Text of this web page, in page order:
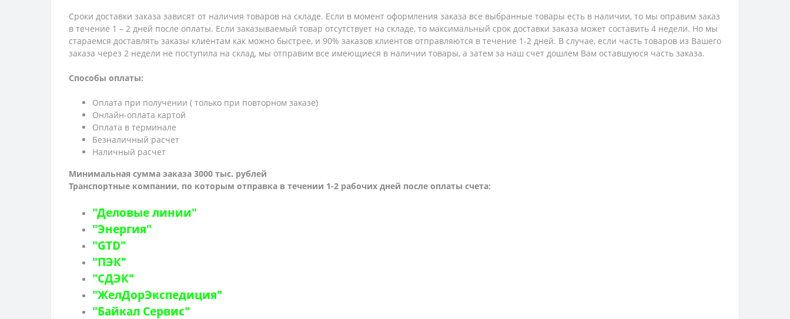
Сроки доставки заказа зависят от наличия товаров на складе. Если в момент оформления заказа все выбранные товары есть в наличии, то мы оправим заказ
в течение 1 – 2 дней после оплаты. Если заказываемый товар отсутствует на складе, то максимальный срок доставки заказа может составить 4 недели. Но мы
стараемся доставлять заказы клиентам как можно быстрее, и 90% заказов клиентов отправляются в течение 1-2 дней. В случае, если часть товаров из Вашего
заказа через 2 недели не поступила на склад, мы отправим все имеющиеся в наличии товары, а затем за наш счет дошлем Вам оставшуюся часть заказа.
Способы оплаты:
Оплата при получении ( только при повторном заказе)
Онлайн-оплата картой
Оплата в терминале
Безналичный расчет
Наличный расчет
Минимальная сумма заказа 3000 тыс. рублей
Транспортные компании, по которым отправка в течении 1-2 рабочих дней после оплаты счета:
"Деловые линии"
"Энергия"
"GTD"
"ПЭК"
"СДЭК"
"ЖелДорЭкспедиция"
"Байкал Сервис"